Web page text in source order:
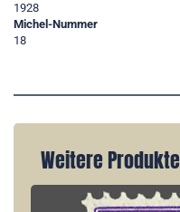
1928
Michel-Nummer
18
Weitere Produkte